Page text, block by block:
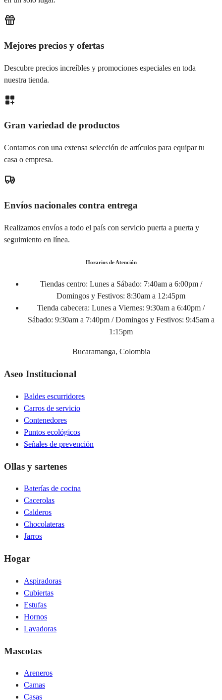
Mejores precios y ofertas
Descubre precios increíbles y promociones especiales en toda
nuestra tienda.
Gran variedad de productos
Contamos con una extensa selección de artículos para equipar tu
casa o empresa.
Envíos nacionales contra entrega
Realizamos envíos a todo el país con servicio puerta a puerta y
seguimiento en línea.
Horarios de Atención
Tiendas centro: Lunes a Sábado: 7:40am a 6:00pm /
Domingos y Festivos: 8:30am a 12:45pm
Tienda cabecera: Lunes a Viernes: 9:30am a 6:40pm /
Sábado: 9:30am a 7:40pm / Domingos y Festivos: 9:45am a
1:15pm
Bucaramanga, Colombia
Aseo Institucional
Baldes escurridores
Carros de servicio
Contenedores
Puntos ecológicos
Señales de prevención
Ollas y sartenes
Baterías de cocina
Cacerolas
Calderos
Chocolateras
Jarros
Hogar
Aspiradoras
Cubiertas
Estufas
Hornos
Lavadoras
Mascotas
Areneros
Camas
Casas